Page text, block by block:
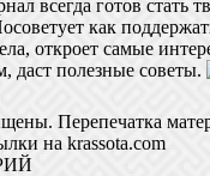
всегда готов стать
как
откроет самые
даст полезные советы.
Перепечатка
на krassota.com